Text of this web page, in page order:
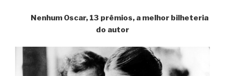
Nenhum Oscar, 13 prêmios, a melhor bilheteria
do autor